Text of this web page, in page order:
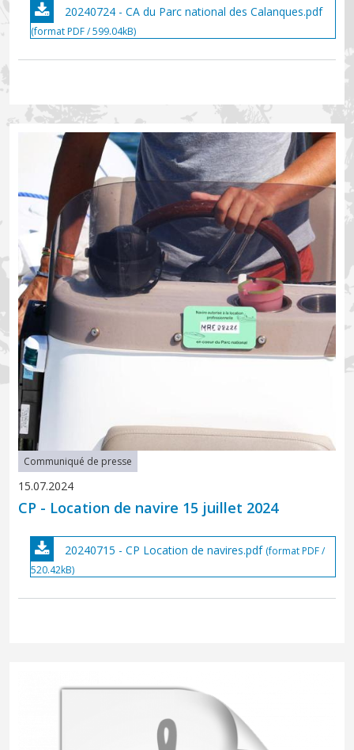
20240724 - CA du Parc national des Calanques.pdf
(format PDF / 599.04kB)
Communiqué de presse
15.07.2024
CP - Location de navire 15 juillet 2024
20240715 - CP Location de navires.pdf (format PDF /
520.42kB)